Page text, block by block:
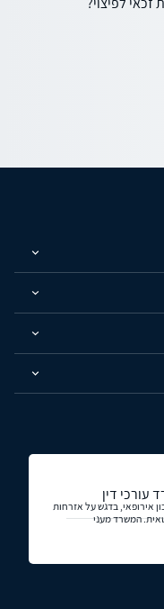
עורכי דין
אירופאי, בדגש על אזרחות
המשרד מעני